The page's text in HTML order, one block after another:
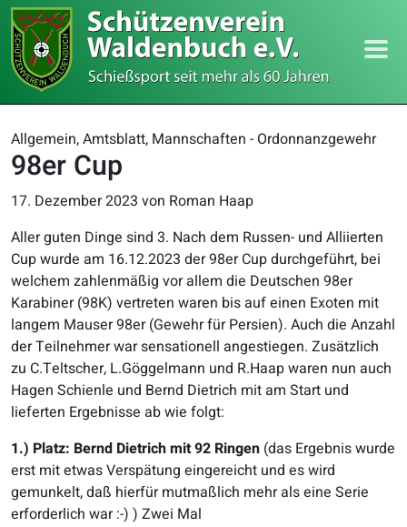
Allgemein, Amtsblatt, Mannschaften - Ordonnanzgewehr
98er Cup
17. Dezember 2023 von Roman Haap
Aller guten Dinge sind 3. Nach dem Russen- und Alliierten
Cup wurde am 16.12.2023 der 98er Cup durchgeführt, bei
welchem zahlenmäßig vor allem die Deutschen 98er
Karabiner (98K) vertreten waren bis auf einen Exoten mit
langem Mauser 98er (Gewehr für Persien). Auch die Anzahl
der Teilnehmer war sensationell angestiegen. Zusätzlich
zu C.Teltscher, L.Göggelmann und R.Haap waren nun auch
Hagen Schienle und Bernd Dietrich mit am Start und
lieferten Ergebnisse ab wie folgt:
1.) Platz: Bernd Dietrich mit 92 Ringen (das Ergebnis wurde
erst mit etwas Verspätung eingereicht und es wird
gemunkelt, daß hierfür mutmaßlich mehr als eine Serie
erforderlich war :-) ) Zwei Mal